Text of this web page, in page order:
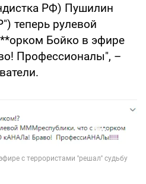
РФ) Пушилин
теперь рулевой
Бойко в эфире
Профессионалы", –